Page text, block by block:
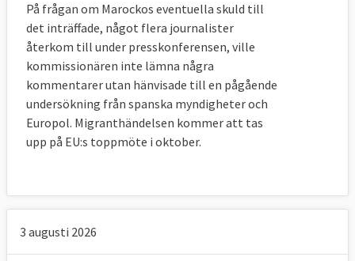
FN-flyktingar som vidarebosätts i EU-
länderna. Man lanserar även ett förslag där
lokala organisationer eller grupper som
kyrkor ska kunna ta emot flyktingar, ett
förslag inspirerat av Kanada och Irland.
Sedan tidigare finns ett förslag om så
kallade blåkort med uppehållstillstånd för
I början av 2021 ska kommissionen lägga
fram fler förslag inom asyl- och
migrationspolitiken. Det rör sig bland annat
På frågan om Marockos eventuella skuld till
det inträffade, något flera journalister
återkom till under presskonferensen, ville
kommissionären inte lämna några
kommentarer utan hänvisade till en pågående
undersökning från spanska myndigheter och
Europol. Migranthändelsen kommer att tas
upp på EU:s toppmöte i oktober.
3 augusti 2026